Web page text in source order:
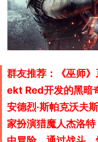
群友推荐：《巫师
ekt Red开发的黑暗
安德烈·斯帕克沃夫
家扮演猎魔人杰洛